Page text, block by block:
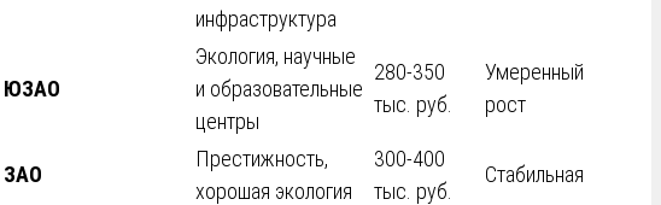
инфраструктура
ЮЗАО
Экология, научные
и образовательные
центры
280-350
тыс. руб.
Умеренный
рост
ЗАО
Престижность,
хорошая экология
300-400
тыс. руб.
Стабильная